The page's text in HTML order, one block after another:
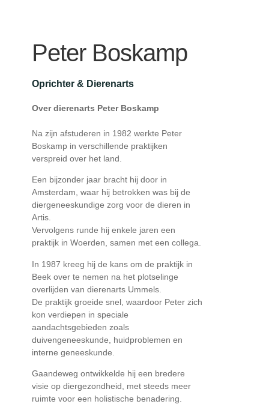
Peter Boskamp
Oprichter & Dierenarts
Over dierenarts Peter Boskamp
Na zijn afstuderen in 1982 werkte Peter
Boskamp in verschillende praktijken
verspreid over het land.
Een bijzonder jaar bracht hij door in
Amsterdam, waar hij betrokken was bij de
diergeneeskundige zorg voor de dieren in
Artis.
Vervolgens runde hij enkele jaren een
praktijk in Woerden, samen met een collega.
In 1987 kreeg hij de kans om de praktijk in
Beek over te nemen na het plotselinge
overlijden van dierenarts Ummels.
De praktijk groeide snel, waardoor Peter zich
kon verdiepen in speciale
aandachtsgebieden zoals
duivengeneeskunde, huidproblemen en
interne geneeskunde.
Gaandeweg ontwikkelde hij een bredere
visie op diergezondheid, met steeds meer
ruimte voor een holistische benadering.